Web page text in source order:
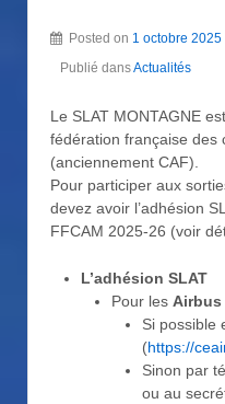
Posted on 1 octobre 2025
Publié dansActualités
Le SLAT MONTAGNE
fédération française des
(anciennement CAF).
Pour participer aux
devez avoir l’adhésion
FFCAM 2025-26 (voir
L’adhésion SLAT
Pour les Airbus
Si possible
(https://
Sinon par
ou au